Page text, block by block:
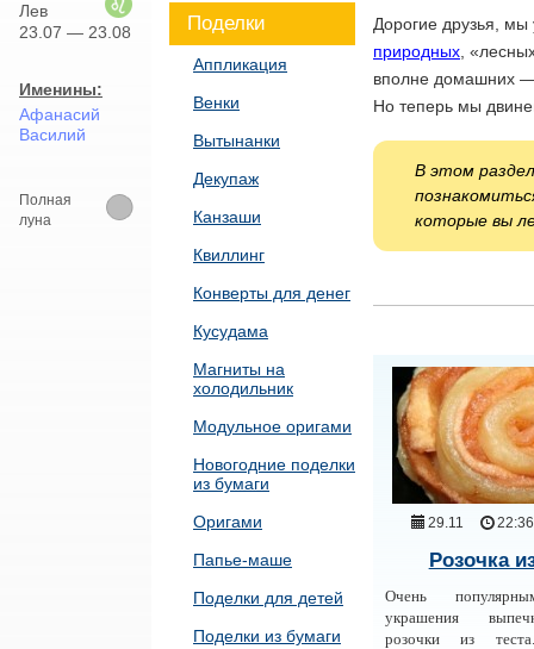
Лев
23.07 — 23.08
Именины:
Афанасий
Василий
Полная
луна
Поделки
Аппликация
Венки
Вытынанки
Декупаж
Канзаши
Квиллинг
Конверты для денег
Кусудама
Магниты на
холодильник
Модульное оригами
Новогодние поделки
из бумаги
Оригами
Папье-маше
Поделки для детей
Поделки из бумаги
Дорогие друзья, мы
природных ,
вполне домашних
Но теперь мы
В этом
которые вы
29.11 22:36
Розочка
Очень
украшения
розочки из